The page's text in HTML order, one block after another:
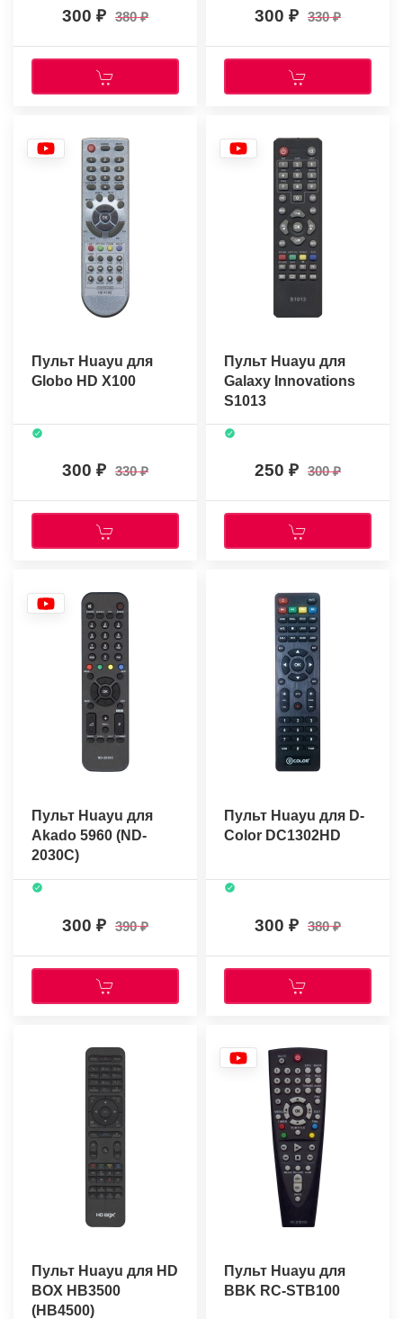
300 380 300 330
Пульт Huayu для
Globo HD X100
300 330
Пульт Huayu для
Galaxy Innovations
S1013
250 300
Пульт Huayu для
Akado 5960 (ND-
2030C)
300 390
Пульт Huayu для D-
Color DC1302HD
300 380
Пульт Huayu для HD
BOX HB3500
(HB4500)
Пульт Huayu для
BBK RC-STB100